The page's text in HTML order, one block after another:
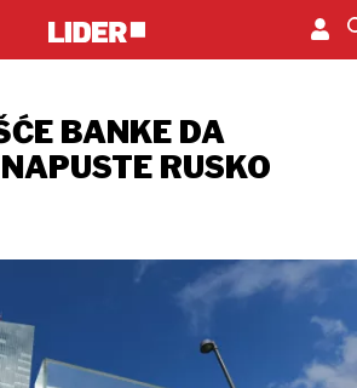
BANKE DA
RUSKO